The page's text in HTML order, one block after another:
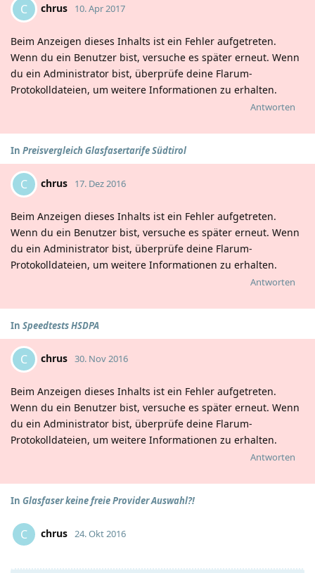
C chrus 10. Apr 2017
Beim Anzeigen dieses Inhalts ist ein Fehler aufgetreten.
Wenn du ein Benutzer bist, versuche es später erneut. Wenn
du ein Administrator bist, überprüfe deine Flarum-
Protokolldateien, um weitere Informationen zu erhalten.
Antworten
In Preisvergleich Glasfasertarife Südtirol
C chrus 17. Dez 2016
Beim Anzeigen dieses Inhalts ist ein Fehler aufgetreten.
Wenn du ein Benutzer bist, versuche es später erneut. Wenn
du ein Administrator bist, überprüfe deine Flarum-
Protokolldateien, um weitere Informationen zu erhalten.
Antworten
In Speedtests HSDPA
C chrus 30. Nov 2016
Beim Anzeigen dieses Inhalts ist ein Fehler aufgetreten.
Wenn du ein Benutzer bist, versuche es später erneut. Wenn
du ein Administrator bist, überprüfe deine Flarum-
Protokolldateien, um weitere Informationen zu erhalten.
Antworten
In Glasfaser keine freie Provider Auswahl?!
C chrus 24. Okt 2016